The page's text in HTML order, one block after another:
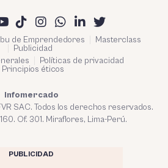
de Emprendedores
Masterclass
Publicidad
Políticas de privacidad
Principios éticos
Infomercado
SAC. Todos los derechos reservados.
Of. 301. Miraflores, Lima-Perú.
PUBLICIDAD